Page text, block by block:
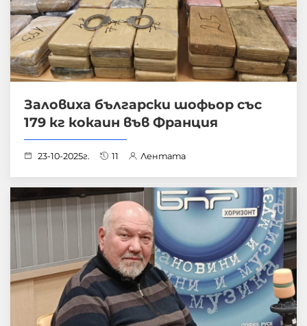
Заловиха български шофьор със
179 кг кокаин във Франция
23-10-2025г. 11 Лентата